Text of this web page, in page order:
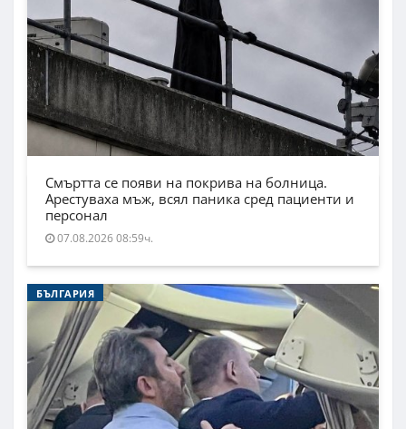
Смъртта се появи на покрива на болница.
Арестуваха мъж, всял паника сред пациенти и
персонал
07.08.2026 08:59ч.
БЪЛГАРИЯ